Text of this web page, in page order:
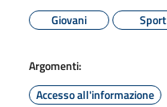
Giovani
Sport
Argomenti:
Accesso all'informazione